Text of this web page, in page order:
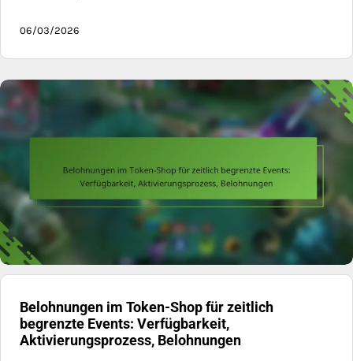
06/03/2026
Belohnungen im Token-Shop für zeitlich
begrenzte Events: Verfügbarkeit,
Aktivierungsprozess, Belohnungen